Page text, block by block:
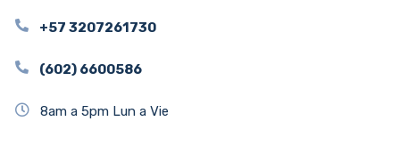
+57 3207261730
(602) 6600586
8am a 5pm Lun a Vie